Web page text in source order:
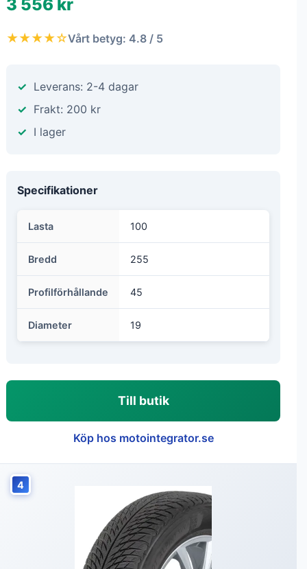
3 556 kr
★★★★☆Vårt betyg: 4.8 / 5
Leverans: 2-4 dagar
Frakt: 200 kr
I lager
Specifikationer
Lasta 100
Bredd 255
Profilförhållande 45
Diameter 19
Till butik
Köp hos motointegrator.se
4